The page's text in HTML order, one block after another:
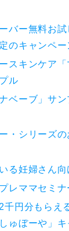
バー無料お
のキャンペー
スキンケア
ル
ベーブ」サ
・シリーズ
る妊婦さん
レママセミ
千円分もらえ
ゅぼーや」キ